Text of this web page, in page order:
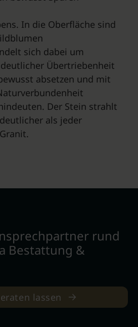
In die Oberfläche sind
sich dabei um
Übertriebenheit
absetzen und mit
Der Stein strahlt
als jeder
rund
Bestattung &
lassen